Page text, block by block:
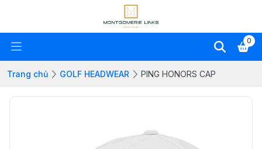
0
Trang chủ GOLF HEADWEAR PING HONORS CAP